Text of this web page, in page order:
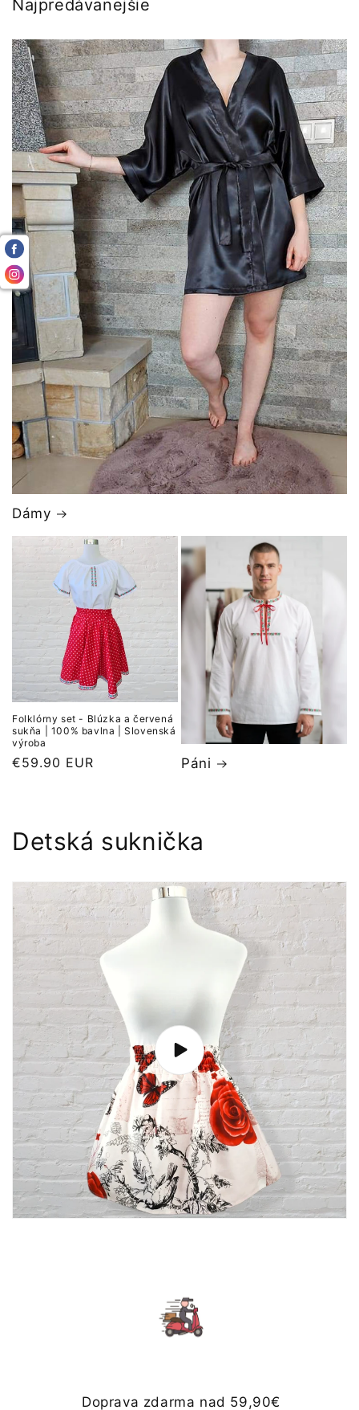
Najpredávanejšie
Dámy
Folklórny set - Blúzka a červená
sukňa | 100% bavlna | Slovenská
výroba
Normálna
€59.90 EUR Páni
Detská suknička
Doprava zdarma nad 59,90€